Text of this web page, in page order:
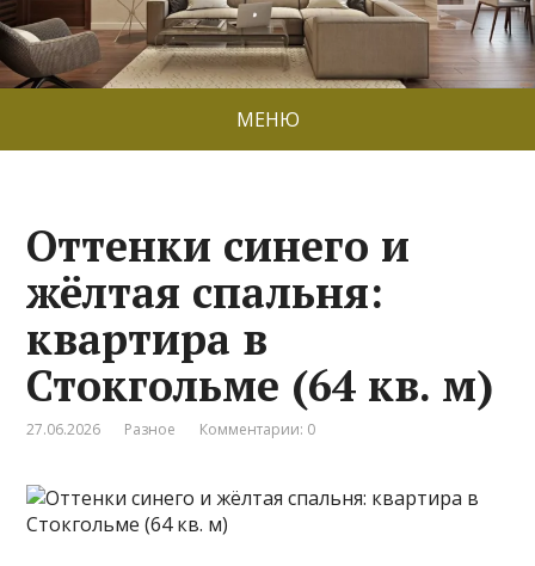
МЕНЮ
Оттенки синего и
жёлтая спальня:
квартира в
Стокгольме (64 кв. м)
27.06.2026 Разное Комментарии: 0